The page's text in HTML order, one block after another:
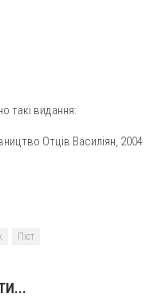
такі видання:
Отців Василіян, 2004
Піст